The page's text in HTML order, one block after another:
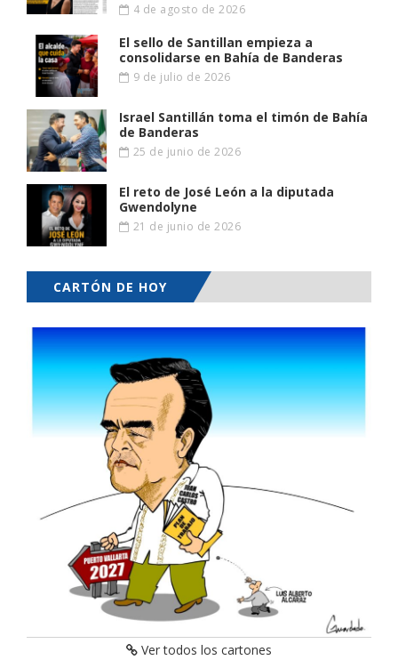
4 de agosto de 2026
El sello de Santillan empieza a
consolidarse en Bahía de Banderas
9 de julio de 2026
Israel Santillán toma el timón de Bahía
de Banderas
25 de junio de 2026
El reto de José León a la diputada
Gwendolyne
21 de junio de 2026
CARTÓN DE HOY
Ver todos los cartones